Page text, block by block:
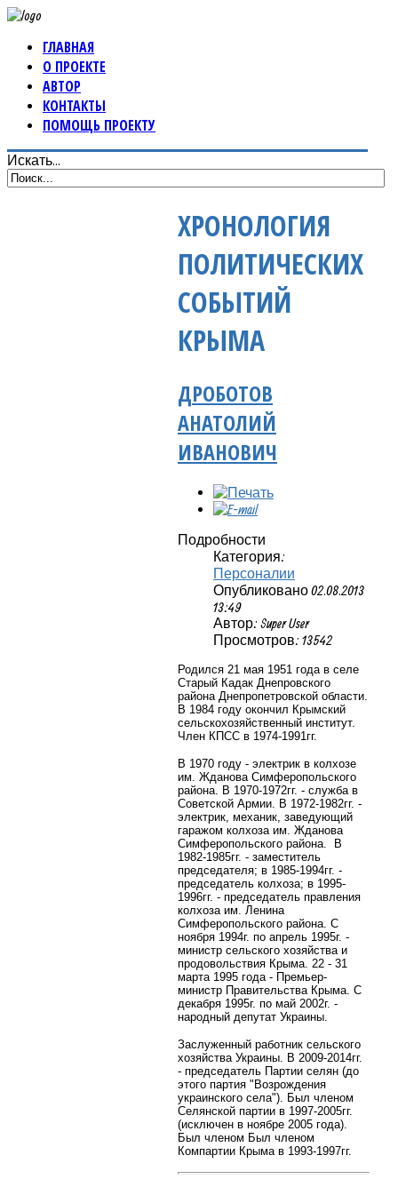
ГЛАВНАЯ
О ПРОЕКТЕ
АВТОР
КОНТАКТЫ
ПОМОЩЬ ПРОЕКТУ
Искать...
ХРОНОЛОГИЯ
ПОЛИТИЧЕСКИХ
СОБЫТИЙ
КРЫМА
ДРОБОТОВ
АНАТОЛИЙ
ИВАНОВИЧ
Подробности
Категория:
Персоналии
Опубликовано 02.08.2013
13:49
Автор: Super User
Просмотров: 13542
Родился 21 мая 1951 года в селе
Старый Кадак Днепровского
района Днепропетровской области.
В 1984 году окончил Крымский
сельскохозяйственный институт.
Член КПСС в 1974-1991гг.
В 1970 году - электрик в колхозе
им. Жданова Симферопольского
района. В 1970-1972гг. - служба в
Советской Армии. В 1972-1982гг. -
электрик, механик, заведующий
гаражом колхоза им. Жданова
Симферопольского района. В
1982-1985гг. - заместитель
председателя; в 1985-1994гг. -
председатель колхоза; в 1995-
1996гг. - председатель правления
колхоза им. Ленина
Симферопольского района. С
ноября 1994г. по апрель 1995г. -
министр сельского хозяйства и
продовольствия Крыма. 22 - 31
марта 1995 года - Премьер-
министр Правительства Крыма. С
декабря 1995г. по май 2002г. -
народный депутат Украины.
Заслуженный работник сельского
хозяйства Украины. В 2009-2014гг.
- председатель Партии селян (до
этого партия "Возрождения
украинского села").
Был членом
Селянской партии в 1997-2005гг.
(исключен в ноябре 2005 года).
Был членом Был членом
Компартии Крыма в 1993-1997гг.